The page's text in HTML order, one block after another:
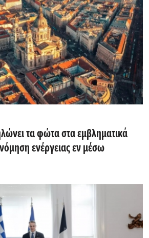
τα φώτα στα εμβληματικά
ενέργειας εν μέσω